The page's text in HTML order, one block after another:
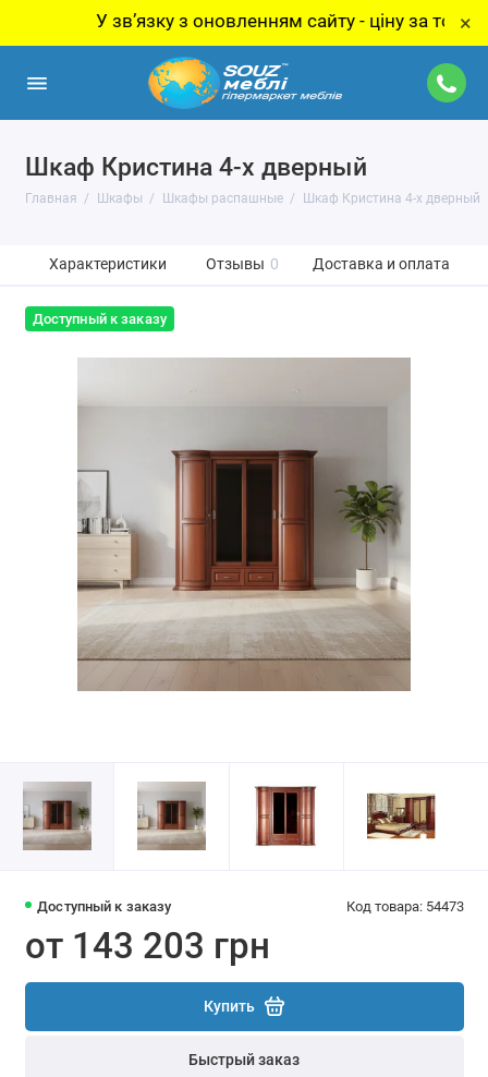
У звʼязку з оновленням сайту - ціну за товар ×
Шкаф Кристина 4-х дверный
Главная Шкафы Шкафы распашные Шкаф Кристина 4-х дверный
Характеристики Отзывы 0 Доставка и оплата
Доступный к заказу
Доступный к заказу Код товара: 54473
от 143 203 грн
Купить
Быстрый заказ